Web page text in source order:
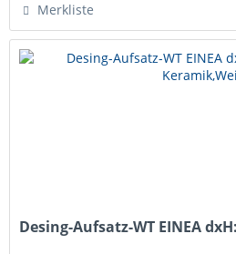
Merkliste
Desing-Aufsatz-WT EINEA